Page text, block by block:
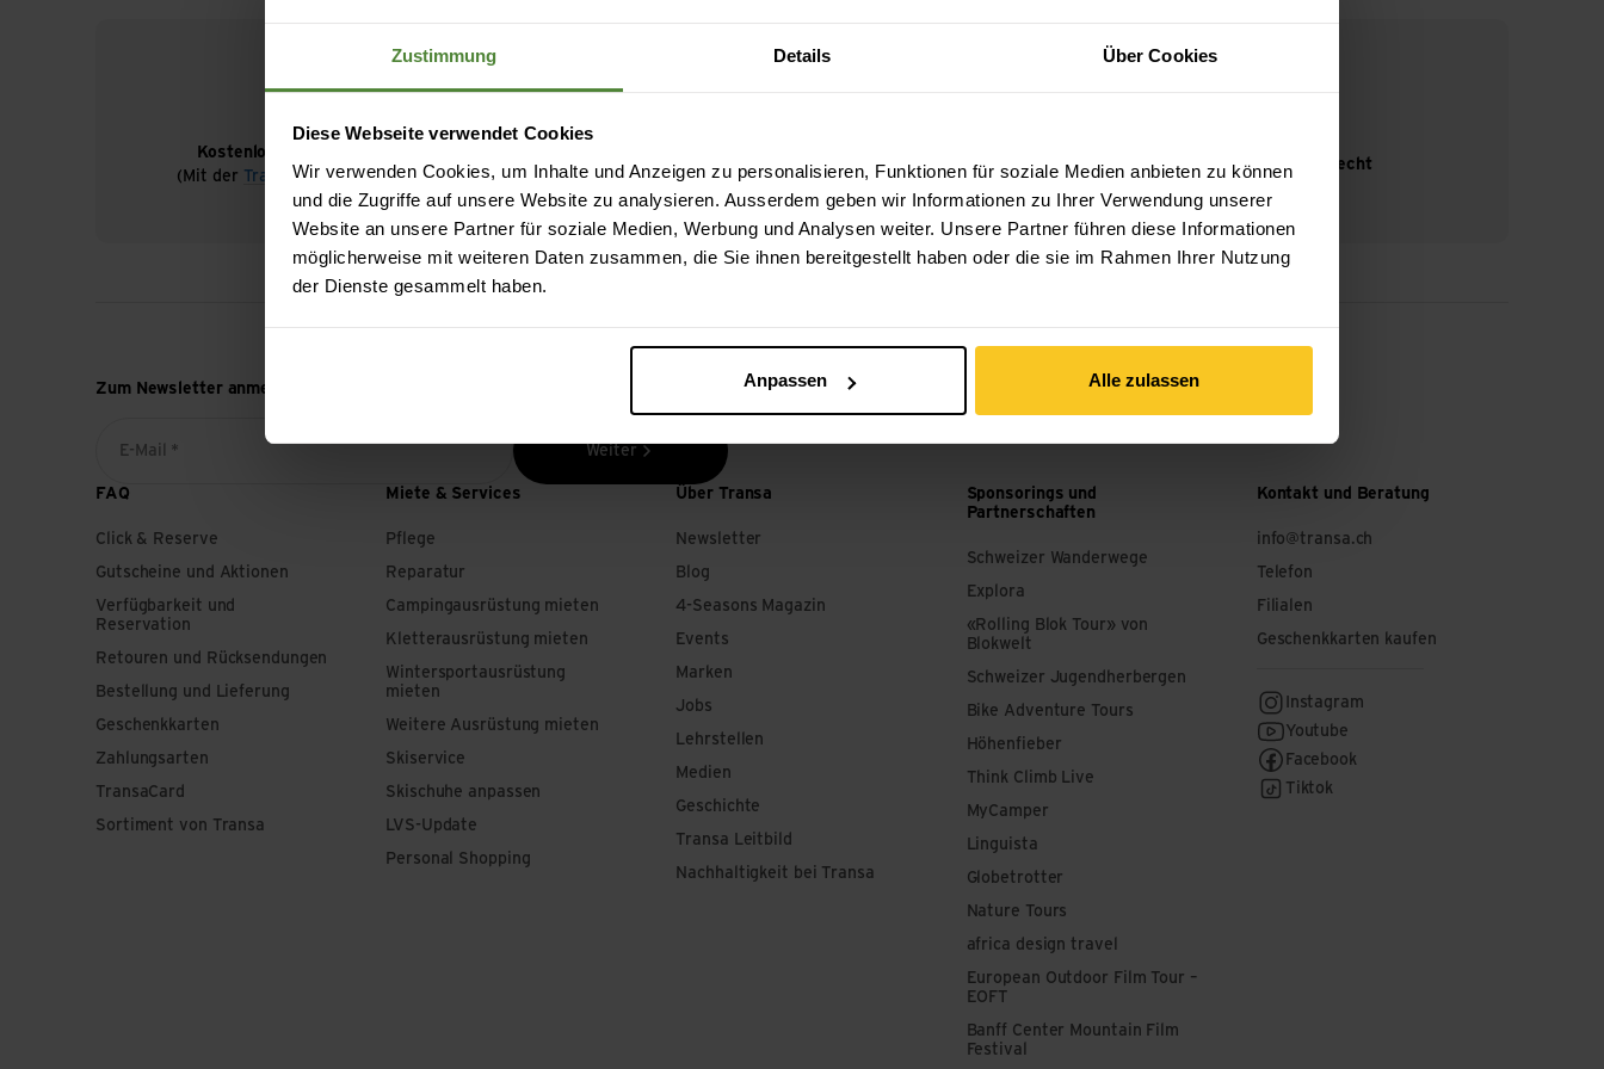
Zustimmung Details Über Cookies
Diese Webseite verwendet Cookies
Wir verwenden Cookies, um Inhalte und Anzeigen zu personalisieren, Funktionen für soziale Medien anbieten zu können
und die Zugriffe auf unsere Website zu analysieren. Ausserdem geben wir Informationen zu Ihrer Verwendung unserer
Website an unsere Partner für soziale Medien, Werbung und Analysen weiter. Unsere Partner führen diese Informationen
möglicherweise mit weiteren Daten zusammen, die Sie ihnen bereitgestellt haben oder die sie im Rahmen Ihrer Nutzung
der Dienste gesammelt haben.
Anpassen Alle zulassen
Kostenloser Versand ab CHF 99
(Mit der
TransaCardimmer kostenlos)
mehr.
14-Tage Widerrufsrecht
Zum Newsletter anmelden
E-Mail * Weiter
FAQ
Click & Reserve
Gutscheine und Aktionen
Verfügbarkeit und
Reservation
Retouren und Rücksendungen
Bestellung und Lieferung
Geschenkkarten
Zahlungsarten
TransaCard
Sortiment von Transa
Miete & Services
Pflege
Reparatur
Campingausrüstung mieten
Kletterausrüstung mieten
Wintersportausrüstung
mieten
Weitere Ausrüstung mieten
Skiservice
Skischuhe anpassen
LVS-Update
Personal Shopping
Über Transa
Newsletter
Blog
4-Seasons Magazin
Events
Marken
Jobs
Lehrstellen
Medien
Geschichte
Transa Leitbild
Nachhaltigkeit bei Transa
Sponsorings und
Partnerschaften
Schweizer Wanderwege
Explora
«Rolling Blok Tour» von
Blokwelt
Schweizer Jugendherbergen
Bike Adventure Tours
Höhenfieber
Think Climb Live
MyCamper
Linguista
Globetrotter
Nature Tours
africa design travel
European Outdoor Film Tour –
EOFT
Banff Center Mountain Film
Festival
Kontakt und Beratung
info@transa.ch
Telefon
Filialen
Geschenkkarten kaufen
Instagram
Youtube
Facebook
Tiktok